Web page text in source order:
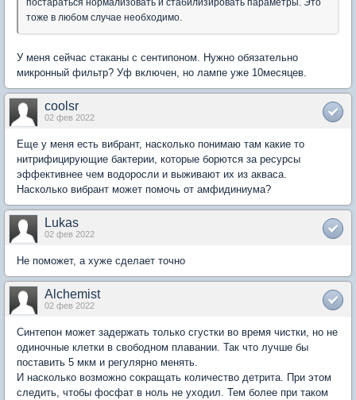
постараться нормализовать и стабилизировать параметры. Это
тоже в любом случае необходимо.
У меня сейчас стаканы с сентипоном. Нужно обязательно
микронный фильтр? Уф включен, но лампе уже 10месяцев.
coolsr
02 фев 2022
Еще у меня есть вибрант, насколько понимаю там какие то
нитрифицирующие бактерии, которые борются за ресурсы
эффективнее чем водоросли и выживают их из акваса.
Насколько вибрант может помочь от амфидиниума?
Lukas
02 фев 2022
Не поможет, а хуже сделает точно
Alchemist
02 фев 2022
Синтепон может задержать только сгустки во время чистки, но не
одиночные клетки в свободном плавании. Так что лучше бы
поставить 5 мкм и регулярно менять.
И насколько возможно сокращать количество детрита. При этом
следить, чтобы фосфат в ноль не уходил. Тем более при таком